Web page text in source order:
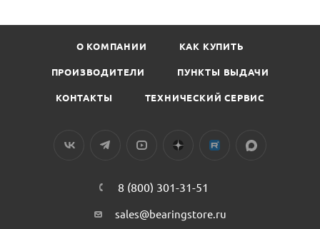
О КОМПАНИИ КАК КУПИТЬ
ПРОИЗВОДИТЕЛИ ПУНКТЫ ВЫДАЧИ
КОНТАКТЫ ТЕХНИЧЕСКИЙ СЕРВИС
8 (800) 301-31-51
sales@bearingstore.ru